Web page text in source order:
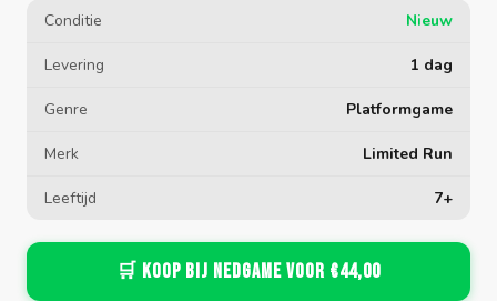
Conditie Nieuw
Levering 1 dag
Genre Platformgame
Merk Limited Run
Leeftijd 7+
🛒 Koop bij Nedgame voor €44,00